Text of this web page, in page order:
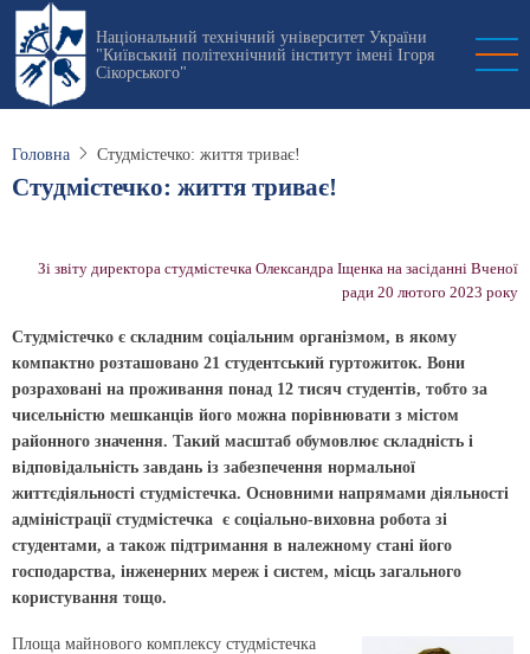
Перейти
основного
вмісту
Національний технічний університет України
"Київський політехнічний інститут імені Ігоря
Сікорського"
Головна Студмістечко: життя триває!
Студмістечко: життя триває!
Зі звіту директора студмістечка Олександра Іщенка на засіданні Вченої
ради 20 лютого 2023 року
Студмістечко є складним соціальним організмом, в якому
компактно розташовано 21 студентський гуртожиток. Вони
розраховані на проживання понад 12 тисяч студентів, тобто за
чисельністю мешканців його можна порівнювати з містом
районного значення. Такий масштаб обумовлює складність і
відповідальність завдань із забезпечення нормальної
життєдіяльності студмістечка. Основними напрямами діяльності
адміністрації студмістечка є соціально-виховна робота зі
студентами, а також підтримання в належному стані його
господарства, інженерних мереж і систем, місць загального
користування тощо.
Площа майнового комплексу студмістечка